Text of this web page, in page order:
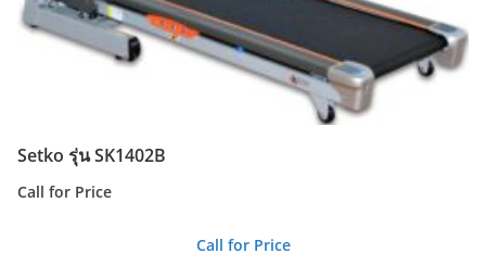
Setko รุ่น SK1402B
Call for Price
Call for Price